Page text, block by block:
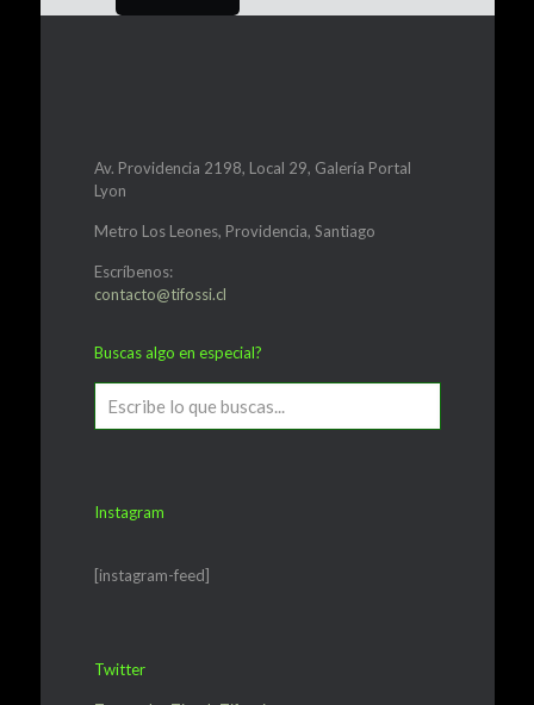
Av. Providencia 2198, Local 29, Galería Portal
Lyon
Metro Los Leones, Providencia, Santiago
Escríbenos:
contacto@tifossi.cl
Buscas algo en especial?
Instagram
[instagram-feed]
Twitter